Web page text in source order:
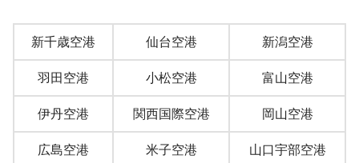
新千歳空港 仙台空港 新潟空港
羽田空港 小松空港 富山空港
伊丹空港 関西国際空港 岡山空港
広島空港 米子空港 山口宇部空港